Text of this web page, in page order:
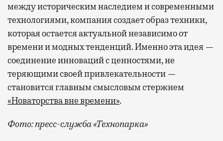
между историческим наследием и современными
технологиями, компания создает образ техники,
которая остается актуальной независимо от
времени и модных тенденций. Именно эта идея —
соединение инноваций с ценностями, не
теряющими своей привлекательности —
становится главным смысловым стержнем
«Новаторства вне времени».
Фото: пресс-служба «Технопарка»